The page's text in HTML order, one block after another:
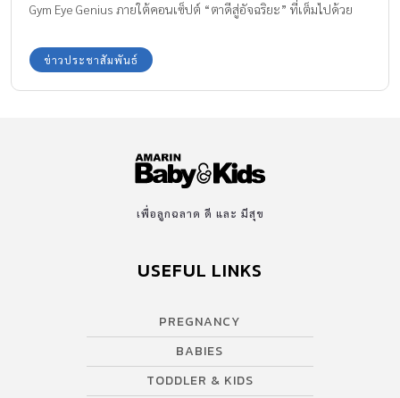
Gym Eye Genius ภายใต้คอนเซ็ปต์ “ตาดีสู่อัจฉริยะ” ที่เต็มไปด้วย
พลาดเด็ดขาด!!
ข่าวประชาสัมพันธ์
เพื่อลูกฉลาด ดี และ มีสุข
USEFUL LINKS
PREGNANCY
BABIES
TODDLER & KIDS